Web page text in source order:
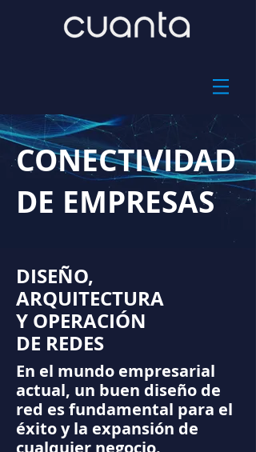
CONECTIVIDAD
DE EMPRESAS
DISEÑO,
ARQUITECTURA
Y OPERACIÓN
DE REDES
En el mundo empresarial
actual, un buen diseño de
red es fundamental para el
éxito y la expansión de
cualquier negocio.